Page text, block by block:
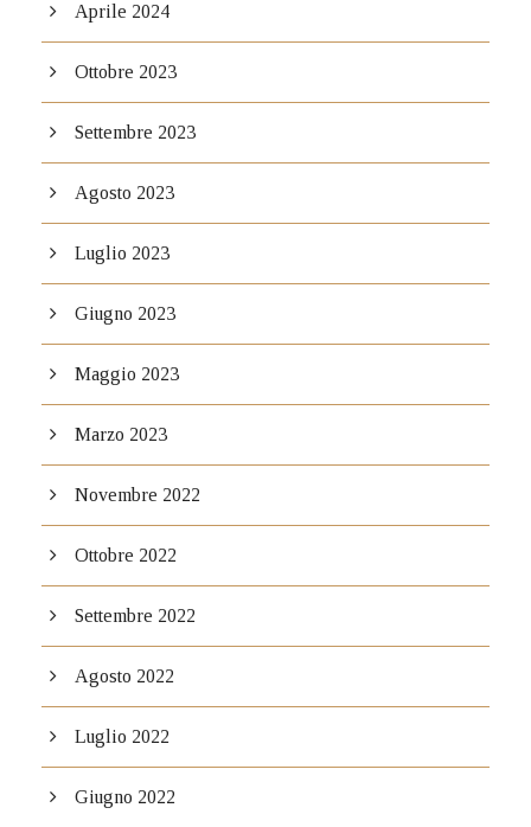
Aprile 2024
Ottobre 2023
Settembre 2023
Agosto 2023
Luglio 2023
Giugno 2023
Maggio 2023
Marzo 2023
Novembre 2022
Ottobre 2022
Settembre 2022
Agosto 2022
Luglio 2022
Giugno 2022